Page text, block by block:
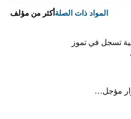
المواد ذات الصلة أكثر من مؤلف
تسجل في تموز
مؤجل…